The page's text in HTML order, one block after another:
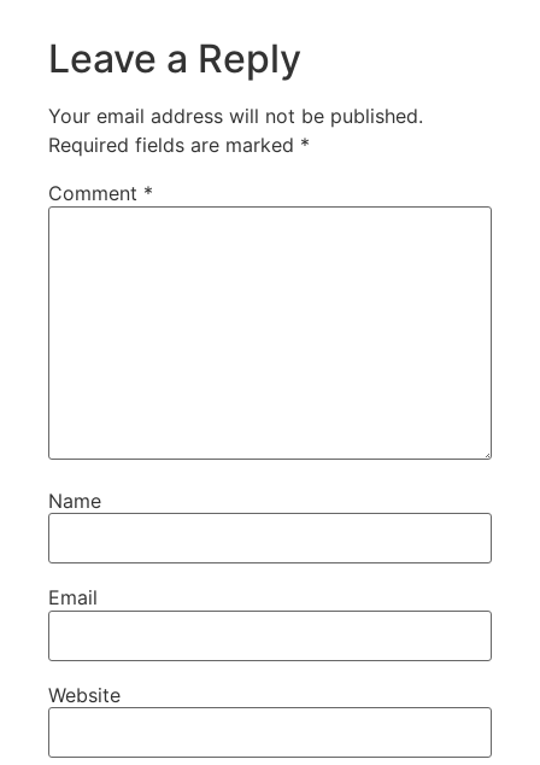
Leave a Reply
Your email address will not be published.
Required fields are marked *
Comment *
Name
Email
Website